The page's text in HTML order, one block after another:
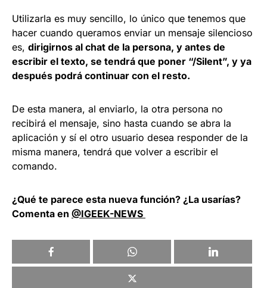
Utilizarla es muy sencillo, lo único que tenemos que
hacer cuando queramos enviar un mensaje silencioso
es, dirigirnos al chat de la persona, y antes de
escribir el texto, se tendrá que poner “/Silent”, y ya
después podrá continuar con el resto.
De esta manera, al enviarlo, la otra persona no
recibirá el mensaje, sino hasta cuando se abra la
aplicación y sí el otro usuario desea responder de la
misma manera, tendrá que volver a escribir el
comando.
¿Qué te parece esta nueva función? ¿La usarías?
Comenta en @IGEEK-NEWS